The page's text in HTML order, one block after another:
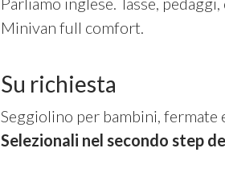
Minivan full comfort.
Su richiesta
Seggiolino per bambini, fermate
Selezionali nel secondo step